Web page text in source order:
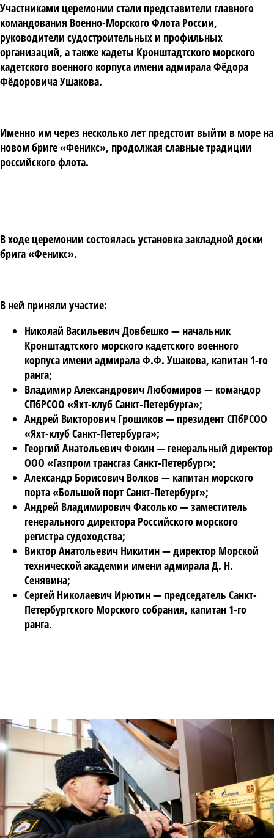
Участниками церемонии стали представители главного
командования Военно-Морского Флота России,
руководители судостроительных и профильных
организаций, а также кадеты Кронштадтского морского
кадетского военного корпуса имени адмиралаФёдора
Фёдоровича Ушакова.
Именно им через несколько лет предстоит выйти в море на
новом бриге «Феникс», продолжая славные традиции
российского флота.
В ходе церемонии состоялась установка закладной доски
брига «Феникс».
В ней приняли участие:
Николай Васильевич Довбешко— начальник
Кронштадтского морского кадетского военного
корпуса имени адмирала Ф.Ф. Ушакова, капитан 1-го
ранга;
Владимир Александрович Любомиров— командор
СПбРСОО «Яхт-клуб Санкт-Петербурга»;
Андрей Викторович Грошиков— президент СПбРСОО
«Яхт-клуб Санкт-Петербурга»;
Георгий Анатольевич Фокин— генеральный директор
ООО «Газпром трансгаз Санкт-Петербург»;
Александр Борисович Волков— капитан морского
порта «Большой порт Санкт-Петербург»;
Андрей Владимирович Фасолько— заместитель
генерального директора Российского морского
регистра судоходства;
Виктор Анатольевич Никитин— директор Морской
технической академии имени адмирала Д. Н.
Сенявина;
Сергей Николаевич Ирютин— председатель Санкт-
Петербургского Морского собрания, капитан 1-го
ранга.